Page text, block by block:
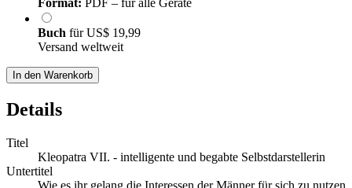
Format: PDF – für alle Geräte
Buch fürUS$ 19,99
Versand weltweit
In den Warenkorb
Details
Titel
Kleopatra VII. - intelligente und begabte Selbstdarstellerin
Untertitel
Wie es ihr gelang die Interessen der Männer für sich zu nutzen